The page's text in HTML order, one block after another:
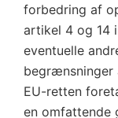
forbedring af
artikel 4 og 14
eventuelle
begrænsninger
EU-retten
en omfattende